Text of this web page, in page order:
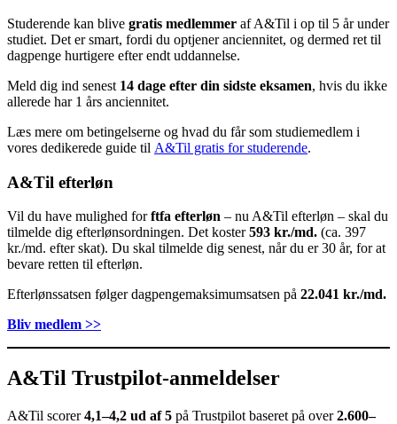
Studerende kan blive gratis medlemmer af A&Til i op til 5 år under
studiet. Det er smart, fordi du optjener anciennitet, og dermed ret til
dagpenge hurtigere efter endt uddannelse.
Meld dig ind senest 14 dage efter din sidste eksamen, hvis du ikke
allerede har 1 års anciennitet.
Læs mere om betingelserne og hvad du får som studiemedlem i
vores dedikerede guide til A&Til gratis for studerende.
A&Til efterløn
Vil du have mulighed forftfa efterløn – nu A&Til efterløn – skal du
tilmelde dig efterlønsordningen. Det koster593 kr./md. (ca. 397
kr./md. efter skat). Du skal tilmelde dig senest, når du er 30 år, for at
bevare retten til efterløn.
Efterlønssatsen følger dagpengemaksimumsatsen på 22.041 kr./md.
Bliv medlem >>
A&Til Trustpilot-anmeldelser
A&Til scorer4,1–4,2 ud af 5 på Trustpilot baseret på over2.600–